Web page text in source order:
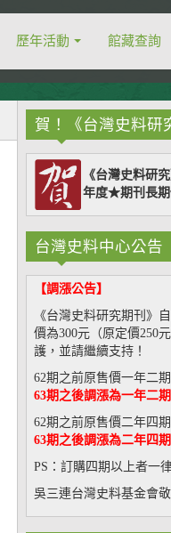
歷年活動 館藏查詢
賀！《台灣史料研
《台灣史料研
年度★期刊長
台灣史料中心公告
【調漲公告】
《台灣史料研究期刊》
價為300元（原定價250
護，並請繼續支持！
62期之前原售價一年二
63期之後調漲為一年二
62期之前原售價二年四
63期之後調漲為二年四
PS：訂購四期以上者一
吳三連台灣史料基金會敬